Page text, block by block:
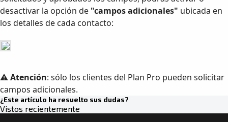
desactivar la opción de "campos adicionales" ubicada en
los detalles de cada contacto:
⚠️Atención: sólo los clientes del Plan Pro pueden solicitar
campos adicionales.
¿Este artículo ha resuelto sus dudas?
Vistos recientemente